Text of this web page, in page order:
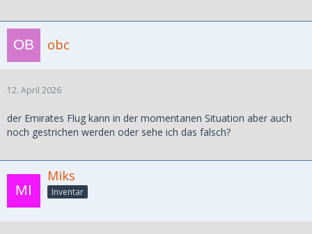
obc
12. April 2026
der Emirates Flug kann in der momentanen Situation aber auch
noch gestrichen werden oder sehe ich das falsch?
Miks
Inventar